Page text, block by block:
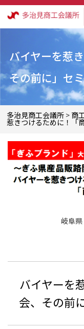
バイヤーを惹
その前に」セ
多治見商工会議所 > 商
惹きつけるために！「
岐阜
バイヤーを
会、その前